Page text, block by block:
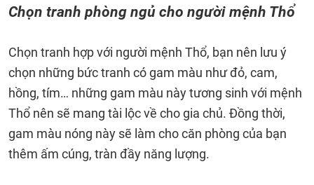
Chọn tranh phòng ngủ cho người mệnh Thổ
Chọn tranh hợp với người mệnh Thổ, bạn nên lưu ý
chọn những bức tranh có gam màu như đỏ, cam,
hồng, tím… những gam màu này tương sinh với mệnh
Thổ nên sẽ mang tài lộc về cho gia chủ. Đồng thời,
gam màu nóng này sẽ làm cho căn phòng của bạn
thêm ấm cúng, tràn đầy năng lượng.